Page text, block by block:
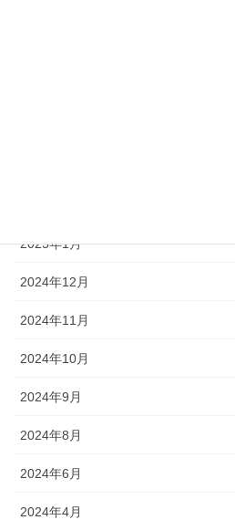
2025年1月
2024年12月
2024年11月
2024年10月
2024年9月
2024年8月
2024年6月
2024年4月